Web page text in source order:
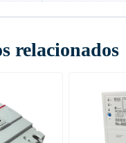
relacionados